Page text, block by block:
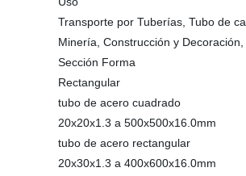
Transporte por Tuberías, Tubo de
Minería, Construcción y
Sección Forma
Rectangular
tubo de acero cuadrado
20x20x1.3 a 500x500x16.0mm
tubo de acero rectangular
20x30x1.3 a 400x600x16.0mm